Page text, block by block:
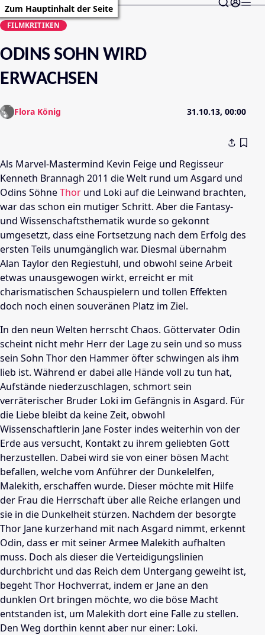
Zum Hauptinhalt der Seite
FILMKRITIKEN
ODINS SOHN WIRD
ERWACHSEN
Flora König 31.10.13, 00:00
Als Marvel-Mastermind Kevin Feige und Regisseur
Kenneth Brannagh 2011 die Welt rund um Asgard und
Odins SöhneThor und Loki auf die Leinwand brachten,
war das schon ein mutiger Schritt. Aber die Fantasy-
und Wissenschaftsthematikwurde so gekonnt
umgesetzt, dass eine Fortsetzung nach dem Erfolg des
ersten Teils unumgänglich war. Diesmal übernahm
Alan Taylorden Regiestuhl, und obwohl seine Arbeit
etwas unausgewogen wirkt, erreicht er mit
charismatischen Schauspielern und tollen Effekten
doch noch einen souveränen Platz im Ziel.
In den neun Welten herrscht Chaos. Göttervater Odin
scheint nicht mehr Herr der Lage zu sein und so muss
sein Sohn Thorden Hammer öfter schwingen als ihm
lieb ist. Während er dabei alle Hände voll zu tun hat,
Aufstände niederzuschlagen, schmort sein
verräterischer Bruder Loki im Gefängnis in Asgard. Für
die Liebe bleibt da keine Zeit, obwohl
Wissenschaftlerin Jane Foster indes weiterhin von der
Erde aus versucht, Kontakt zu ihrem geliebten Gott
herzustellen. Dabei wird sie von einer bösen Macht
befallen, welche vom Anführer der Dunkelelfen,
Malekith, erschaffen wurde. Dieser möchte mit Hilfe
der Frau die Herrschaft über alle Reiche erlangen und
sie in die Dunkelheit stürzen. Nachdem der besorgte
Thor Jane kurzerhand mit nach Asgard nimmt, erkennt
Odin, dass er mit seiner Armee Malekith aufhalten
muss. Doch als dieser die Verteidigungslinien
durchbricht und das Reich dem Untergang geweiht ist,
begehtThor Hochverrat, indem er Jane an den
dunklen Ort bringen möchte, wo die böse Macht
entstanden ist, um Malekith dort eine Falle zu stellen.
Den Weg dorthin kennt aber nur einer: Loki.